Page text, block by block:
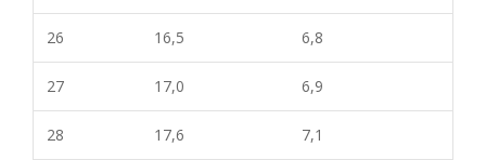
26 16,5 6,8
27 17,0 6,9
28 17,6 7,1